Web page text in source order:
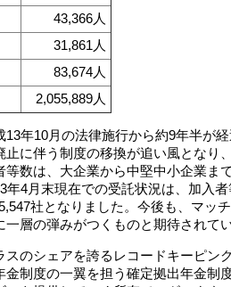
43,366人
31,861人
83,674人
2,055,889人
年10月の法律施行から約9年半が
に伴う制度の移換が追い風となり
等数は、大企業から中堅中小企業ま
年4月末現在での受託状況は、加入
社となりました。今後も、マッ
層の弾みがつくものと期待されてい
スのシェアを誇るレコードキーピン
金制度の一翼を担う確定拠出年金制